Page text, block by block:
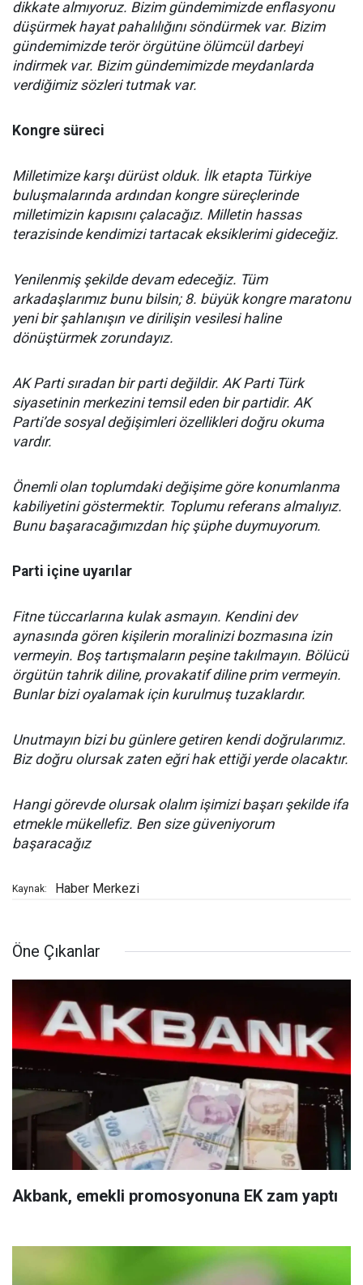
dikkate almıyoruz. Bizim gündemimizde enflasyonu
düşürmek hayat pahalılığını söndürmek var. Bizim
gündemimizde terör örgütüne ölümcül darbeyi
indirmek var. Bizim gündemimizde meydanlarda
verdiğimiz sözleri tutmak var.
Kongre süreci
Milletimize karşı dürüst olduk. İlk etapta Türkiye
buluşmalarında ardından kongre süreçlerinde
milletimizin kapısını çalacağız. Milletin hassas
terazisinde kendimizi tartacak eksiklerimi gideceğiz.
Yenilenmiş şekilde devam edeceğiz. Tüm
arkadaşlarımız bunu bilsin; 8. büyük kongre maratonu
yeni bir şahlanışın ve dirilişin vesilesi haline
dönüştürmek zorundayız.
AK Parti sıradan bir parti değildir. AK Parti Türk
siyasetinin merkezini temsil eden bir partidir. AK
Parti’de sosyal değişimleri özellikleri doğru okuma
vardır.
Önemli olan toplumdaki değişime göre konumlanma
kabiliyetini göstermektir. Toplumu referans almalıyız.
Bunu başaracağımızdan hiç şüphe duymuyorum.
Parti içine uyarılar
Fitne tüccarlarına kulak asmayın. Kendini dev
aynasında gören kişilerin moralinizi bozmasına izin
vermeyin. Boş tartışmaların peşine takılmayın. Bölücü
örgütün tahrik diline, provakatif diline prim vermeyin.
Bunlar bizi oyalamak için kurulmuş tuzaklardır.
Unutmayın bizi bu günlere getiren kendi doğrularımız.
Biz doğru olursak zaten eğri hak ettiği yerde olacaktır.
Hangi görevde olursak olalım işimizi başarı şekilde ifa
etmekle mükellefiz. Ben size güveniyorum
başaracağız
Kaynak: Haber Merkezi
Öne Çıkanlar
Akbank, emekli promosyonuna EK zam yaptı